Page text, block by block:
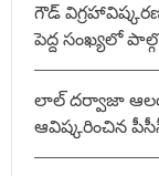
గౌడ్
పెద్ద సంఖ్యలో
లాల్ దర్వాజా
ఆవిష్కరించిన